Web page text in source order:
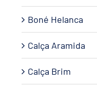
Boné Helanca
Calça Aramida
Calça Brim